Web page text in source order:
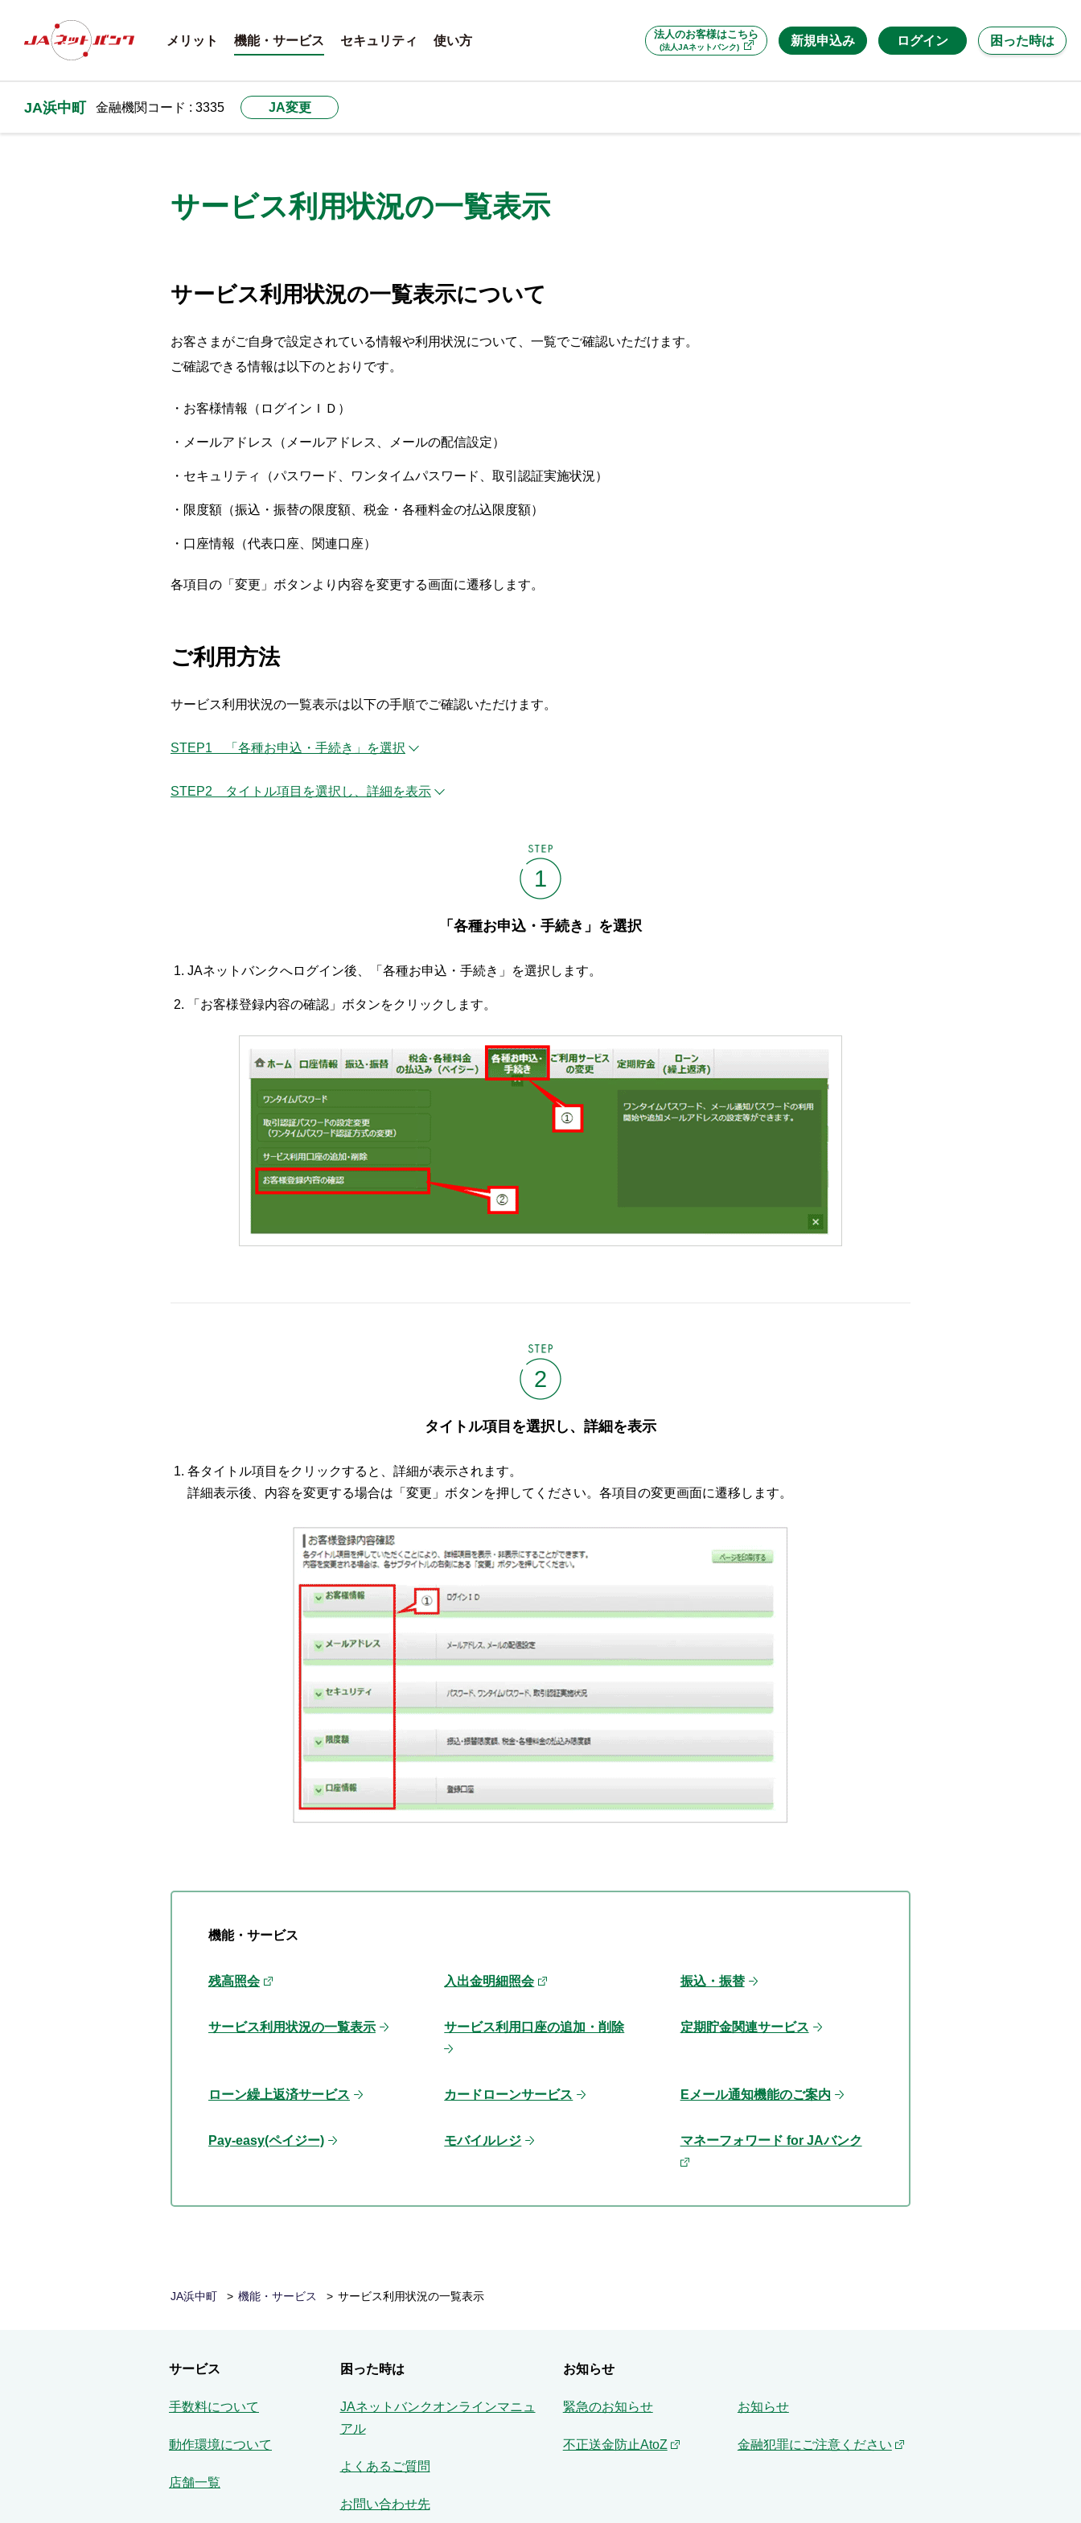
法人のお客様はこちら
(法人JAネットバンク) 新規申込み
メリット 機能・サービス セキュリティ 使い方 ログイン 困った時は
JA浜中町 金融機関コード : 3335 JA変更
サービス利用状況の一覧表示
サービス利用状況の一覧表示について
お客さまがご自身で設定されている情報や利用状況について、一覧でご確認いただけます。
ご確認できる情報は以下のとおりです。
お客様情報（ログインＩＤ）
メールアドレス（メールアドレス、メールの配信設定）
セキュリティ（パスワード、ワンタイムパスワード、取引認証実施状況）
限度額（振込・振替の限度額、税金・各種料金の払込限度額）
口座情報（代表口座、関連口座）
各項目の「変更」ボタンより内容を変更する画面に遷移します。
ご利用方法
サービス利用状況の一覧表示は以下の手順でご確認いただけます。
STEP1 「各種お申込・手続き」を選択
STEP2 タイトル項目を選択し、詳細を表示
1
「各種お申込・手続き」を選択
JAネットバンクへログイン後、「各種お申込・手続き」を選択します。
「お客様登録内容の確認」ボタンをクリックします。
2
タイトル項目を選択し、詳細を表示
各タイトル項目をクリックすると、詳細が表示されます。
詳細表示後、内容を変更する場合は「変更」ボタンを押してください。各項目の変更画面に遷移します。
機能・サービス
残高照会 入出金明細照会 振込・振替
サービス利用状況の一覧表示 サービス利用口座の追加・削除 定期貯金関連サービス
ローン繰上返済サービス カードローンサービス Eメール通知機能のご案内
Pay-easy(ペイジー) モバイルレジ マネーフォワード for JAバンク
JA浜中町 機能・サービス サービス利用状況の一覧表示
サービス
手数料について
動作環境について
店舗一覧
困った時は
JAネットバンクオンラインマニュ
アル
よくあるご質問
お問い合わせ先
お知らせ
緊急のお知らせ お知らせ
不正送金防止AtoZ 金融犯罪にご注意ください